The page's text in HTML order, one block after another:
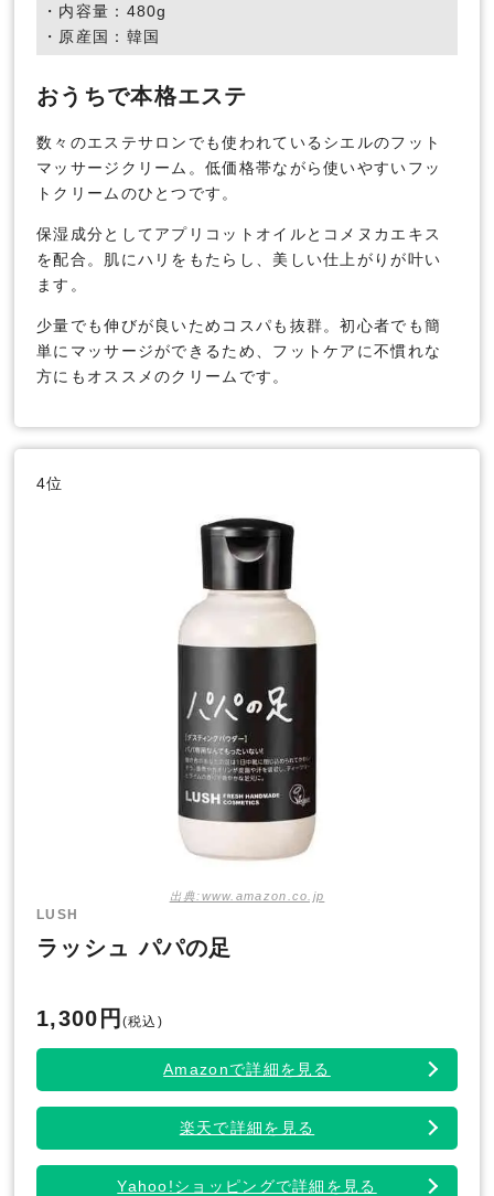
・内容量：480g
・原産国：韓国
おうちで本格エステ
数々のエステサロンでも使われているシエルのフット
マッサージクリーム。低価格帯ながら使いやすいフッ
トクリームのひとつです。
保湿成分としてアプリコットオイルとコメヌカエキス
を配合。肌にハリをもたらし、美しい仕上がりが叶い
ます。
少量でも伸びが良いためコスパも抜群。初心者でも簡
単にマッサージができるため、フットケアに不慣れな
方にもオススメのクリームです。
4位
出典:www.amazon.co.jp
LUSH
ラッシュ パパの足
1,300円 (税込)
Amazonで詳細を見る
楽天で詳細を見る
Yahoo!ショッピングで詳細を見る